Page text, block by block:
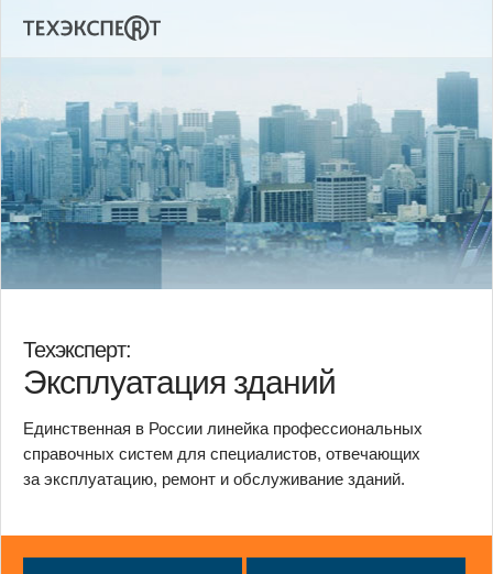
Техэксперт:
Эксплуатация зданий
Единственная в России линейка профессиональных
справочных систем для специалистов, отвечающих
за эксплуатацию, ремонт и обслуживание зданий.